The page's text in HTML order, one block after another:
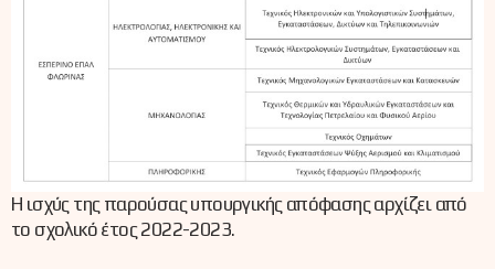
Η ισχύς της παρούσας υπουργικής απόφασης αρχίζει από
το σχολικό έτος 2022-2023.